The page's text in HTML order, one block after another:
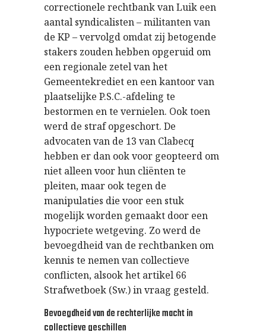
correctionele rechtbank van Luik een
aantal syndicalisten – militanten van
de KP – vervolgd omdat zij betogende
stakers zouden hebben opgeruid om
een regionale zetel van het
Gemeentekrediet en een kantoor van
plaatselijke P.S.C.-afdeling te
bestormen en te vernielen. Ook toen
werd de straf opgeschort. De
advocaten van de 13 van Clabecq
hebben er dan ook voor geopteerd om
niet alleen voor hun cliënten te
pleiten, maar ook tegen de
manipulaties die voor een stuk
mogelijk worden gemaakt door een
hypocriete wetgeving. Zo werd de
bevoegdheid van de rechtbanken om
kennis te nemen van collectieve
conflicten, alsook het artikel 66
Strafwetboek (Sw.) in vraag gesteld.
Bevoegdheid van de rechterlijke macht in